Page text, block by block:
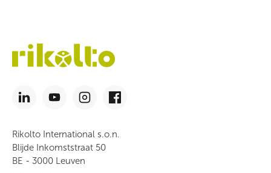
Rikolto International s.o.n.
Blijde Inkomststraat 50
BE - 3000 Leuven